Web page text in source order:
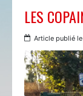
LES
Article publié